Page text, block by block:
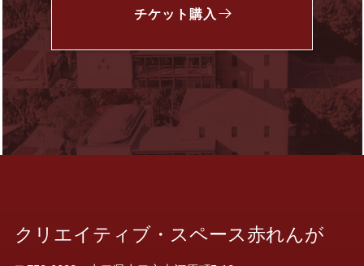
チケット 購入
クリエイティブ・スペース赤れんが